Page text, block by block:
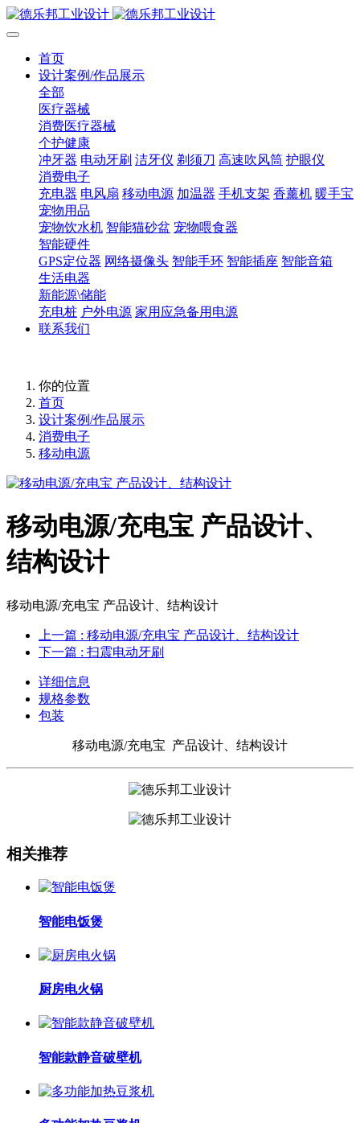
首页
设计案例/作品展示
全部
医疗器械
消费医疗器械
个护健康
冲牙器 电动牙刷 洁牙仪 剃须刀 高速吹风筒 护眼仪
消费电子
充电器 电风扇 移动电源 加温器 手机支架 香薰机 暖手宝
宠物用品
宠物饮水机 智能猫砂盆 宠物喂食器
智能硬件
GPS定位器 网络摄像头 智能手环 智能插座 智能音箱
生活电器
新能源\储能
充电桩 户外电源 家用应急备用电源
联系我们
你的位置
首页
设计案例/作品展示
消费电子
移动电源
移动电源/充电宝 产品设计、
结构设计
移动电源/充电宝 产品设计、结构设计
上一篇 : 移动电源/充电宝 产品设计、结构设计
下一篇 : 扫震电动牙刷
详细信息
规格参数
包装
移动电源/充电宝 产品设计、结构设计
相关推荐
智能电饭煲
厨房电火锅
智能款静音破壁机